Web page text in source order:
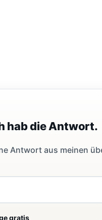
hab die Antwort.
Antwort aus meinen
gratis